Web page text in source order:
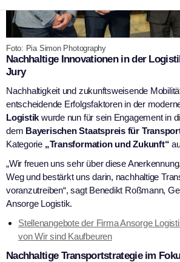
Foto: Pia Simon Photography
Nachhaltige Innovationen in der
Jury
Nachhaltigkeit und zukunftsweisende
entscheidende Erfolgsfaktoren in der
Logistik wurde nun für sein Engagement in
dem Bayerischen Staatspreis für
Kategorie „Transformation und Zukunft“
„Wir freuen uns sehr über diese
Weg und bestärkt uns darin, nachhaltige
voranzutreiben“, sagt Benedikt Roßmann,
Ansorge Logistik.
Stellenangebote der Firma Ansorge
von Wir sind Kaufbeuren
Nachhaltige Transportstrategie im